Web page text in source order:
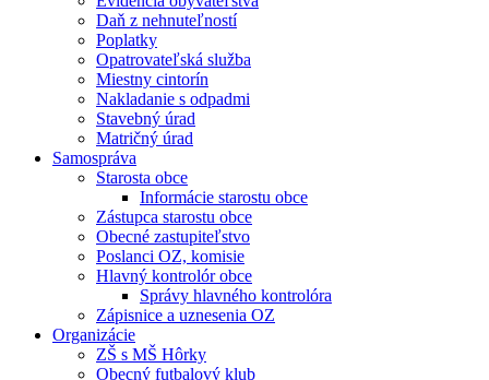
Daň z nehnuteľností
Poplatky
Opatrovateľská služba
Miestny cintorín
Nakladanie s odpadmi
Stavebný úrad
Matričný úrad
Samospráva
Starosta obce
Informácie starostu obce
Zástupca starostu obce
Obecné zastupiteľstvo
Poslanci OZ, komisie
Hlavný kontrolór obce
Správy hlavného kontrolóra
Zápisnice a uznesenia OZ
Organizácie
ZŠ s MŠ Hôrky
Obecný futbalový klub